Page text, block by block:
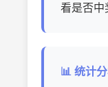
看是否中
📊 统计